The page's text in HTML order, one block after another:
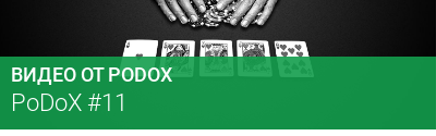
ВИДЕО ОТ PODOX
PoDoX #11